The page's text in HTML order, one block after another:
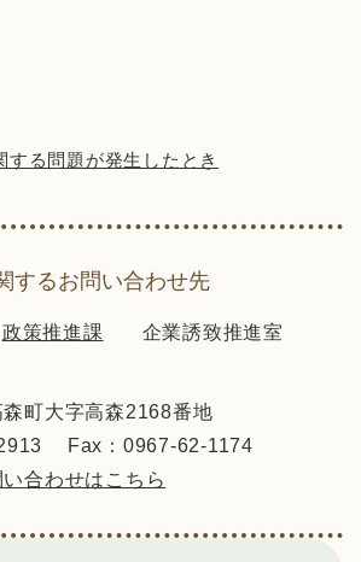
する問題が発生したとき
するお問い合わせ先
政策推進課 企業誘致推進室
町大字高森2168番地
Fax：0967-62-1174
合わせはこちら